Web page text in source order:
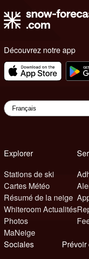
Découvrez notre app
Explorer
Stations de ski
Cartes Météo
Résumé de la neige
Whiteroom Actualités
Photos
MaNeige
Sociales